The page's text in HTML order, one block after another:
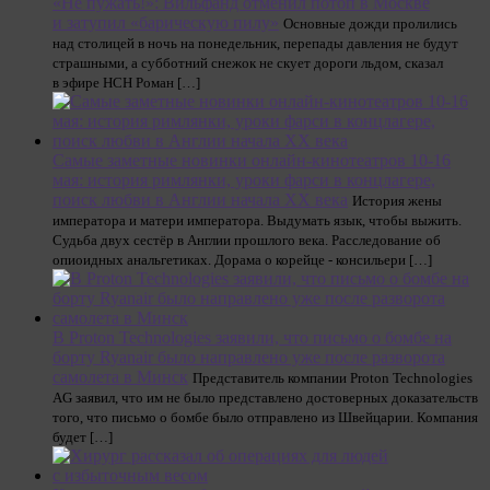
и затупил «барическую пилу» Основные дожди пролились
над столицей в ночь на понедельник, перепады давления не будут
страшными, а субботний снежок не скует дороги льдом, сказал
в эфире НСН Роман […]
Самые заметные новинки онлайн-кинотеатров 10-16
мая: история римлянки, уроки фарси в концлагере,
поиск любви в Англии начала XX века История жены
императора и матери императора. Выдумать язык, чтобы выжить.
Судьба двух сестёр в Англии прошлого века. Расследование об
опиоидных анальгетиках. Дорама о корейце - консильери […]
В Proton Technologies заявили, что письмо о бомбе на
борту Ryanair было направлено уже после разворота
самолета в Минск Представитель компании Proton Technologies
AG заявил, что им не было представлено достоверных доказательств
того, что письмо о бомбе было отправлено из Швейцарии. Компания
будет […]